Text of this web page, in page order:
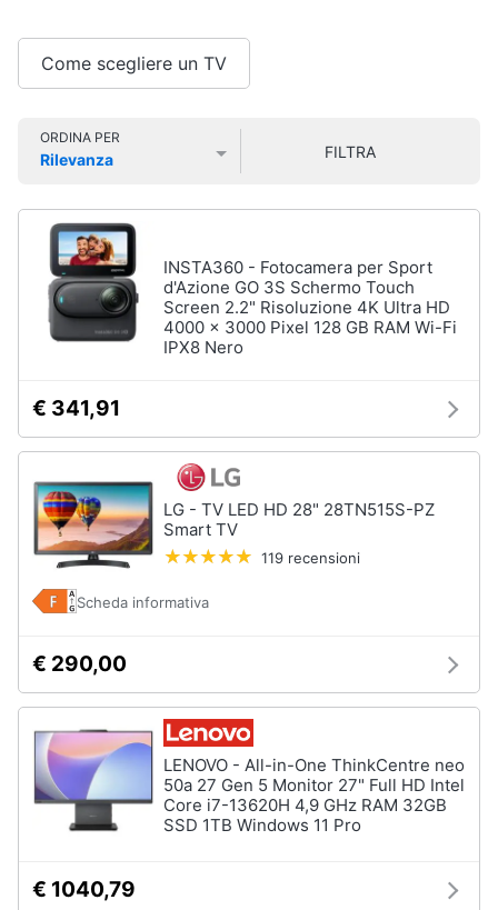
Audio
musica
Clima
Arredo
Brico
e
Giardinaggio
Salute
e
igiene
Beauty
Giocattoli
Prima
infanzia
Fotografia
Casalinghi
Vedi
tutti
Home
cinema
Proiettori
Soundbar
Lettore
DVD
Vedi
tutti
Accessori
per
Home
Telecomando
universale
Antenne
Parabole
box
Android
Come scegliere un TV
ORDINA PER
Rilevanza
FILTRA
INSTA360 - Fotocamera per Sport
d'Azione GO 3S Schermo Touch
Screen 2.2" Risoluzione 4K Ultra HD
4000 x 3000 Pixel 128 GB RAM Wi-Fi
IPX8 Nero
€ 341,91
LG - TV LED HD 28" 28TN515S-PZ
Smart TV
119 recensioni
Scheda informativa
€ 290,00
LENOVO - All-in-One ThinkCentre neo
50a 27 Gen 5 Monitor 27" Full HD Intel
Core i7-13620H 4,9 GHz RAM 32GB
SSD 1TB Windows 11 Pro
€ 1040,79